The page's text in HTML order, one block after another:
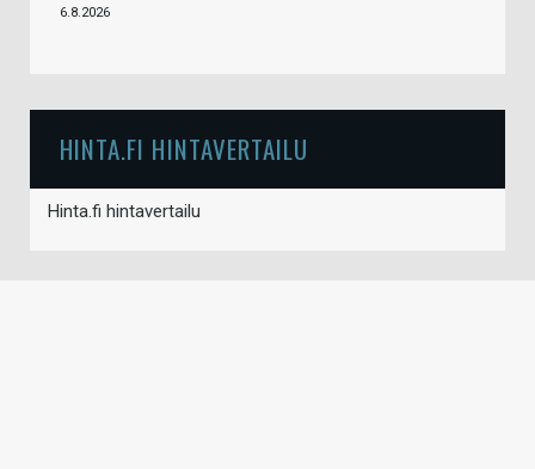
6.8.2026
HINTA.FI HINTAVERTAILU
Hinta.fi hintavertailu